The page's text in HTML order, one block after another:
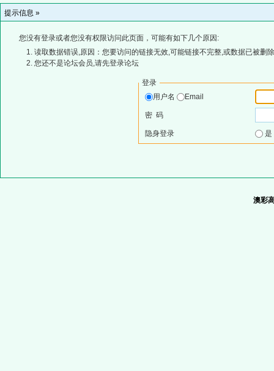
提示信息 »
您没有登录或者您没有权限访问此页面，可能有如下几个原因:
读取数据错误,原因：您要访问的链接无效,可能链接不完整,或数据已被删
您还不是论坛会员,请先登录论坛
登录
用户名
Email
密 码
隐身登录
澳彩